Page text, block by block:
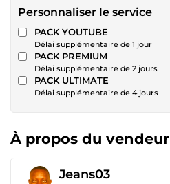
Personnaliser le service
PACK YOUTUBE
Délai supplémentaire de 1 jour
PACK PREMIUM
Délai supplémentaire de 2 jours
PACK ULTIMATE
Délai supplémentaire de 4 jours
À propos du vendeur
Jeans03